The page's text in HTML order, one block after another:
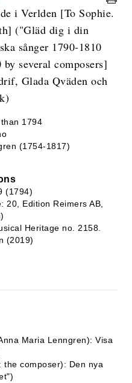
i Verlden [To Sophie.
("Gläd dig i din
sånger 1790-1810
several composers]
Glada Qväden och
1794
(1754-1817)
(1794)
20, Edition Reimers AB,
Heritage no. 2158.
(2019)
Maria Lenngren): Visa
the composer): Den nya